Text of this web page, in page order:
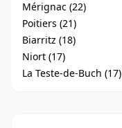
Mérignac (22)
Poitiers (21)
Biarritz (18)
Niort (17)
La Teste-de-Buch (17)